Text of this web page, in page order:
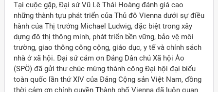
Tại cuộc gặp, Đại sứ Vũ Lê Thái Hoàng đánh giá cao
những thành tựu phát triển của Thủ đô Vienna dưới sự điều
hành của Thị trưởng Michael Ludwig, đặc biệt trong xây
dựng đô thị thông minh, phát triển bền vững, bảo vệ môi
trường, giao thông công cộng, giáo dục, y tế và chính sách
nhà ở xã hội. Đại sứ cảm ơn Đảng Dân chủ Xã hội Áo
(SPÖ) đã gửi thư chúc mừng thành công Đại hội đại biểu
toàn quốc lần thứ XIV của Đảng Cộng sản Việt Nam, đồng
thời cảm ơn chính quyền Thành phố Vienna đã luôn quan